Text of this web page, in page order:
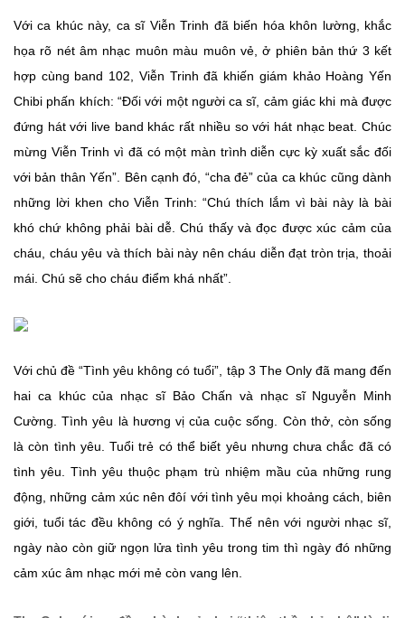
Với ca khúc này, ca sĩ Viễn Trinh đã biến hóa khôn lường, khắc
họa rõ nét âm nhạc muôn màu muôn vẻ, ở phiên bản thứ 3 kết
hợp cùng band 102, Viễn Trinh đã khiến giám khảo Hoàng Yến
Chibi phấn khích: “Đối với một người ca sĩ, cảm giác khi mà được
đứng hát với live band khác rất nhiều so với hát nhạc beat. Chúc
mừng Viễn Trinh vì đã có một màn trình diễn cực kỳ xuất sắc đối
với bản thân Yến”. Bên cạnh đó, “cha đẻ” của ca khúc cũng dành
những lời khen cho Viễn Trinh: “Chú thích lắm vì bài này là bài
khó chứ không phải bài dễ. Chú thấy và đọc được xúc cảm của
cháu, cháu yêu và thích bài này nên cháu diễn đạt tròn trịa, thoải
mái. Chú sẽ cho cháu điểm khá nhất”.
Với chủ đề “Tình yêu không có tuổi”, tập 3 The Only đã mang đến
hai ca khúc của nhạc sĩ Bảo Chấn và nhạc sĩ Nguyễn Minh
Cường. Tình yêu là hương vị của cuộc sống. Còn thở, còn sống
là còn tình yêu. Tuổi trẻ có thể biết yêu nhưng chưa chắc đã có
tình yêu. Tình yêu thuộc phạm trù nhiệm mầu của những rung
động, những cảm xúc nên đôí với tình yêu mọi khoảng cách, biên
giới, tuổi tác đều không có ý nghĩa. Thế nên với người nhạc sĩ,
ngày nào còn giữ ngọn lửa tình yêu trong tim thì ngày đó những
cảm xúc âm nhạc mới mẻ còn vang lên.